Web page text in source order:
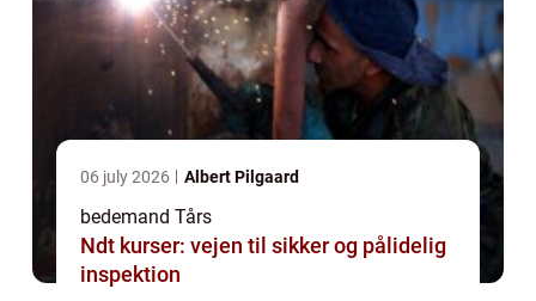
06 july 2026 Albert Pilgaard
bedemand Tårs
Ndt kurser: vejen til sikker og pålidelig
inspektion